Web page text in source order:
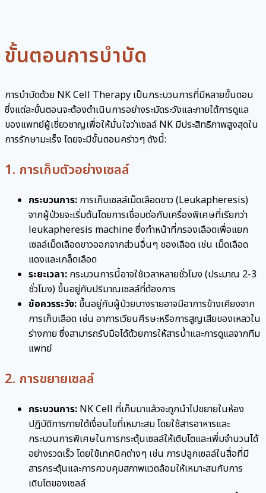
ขั้นตอนการบำบัด
การบำบัดด้วย NK Cell Therapy เป็นกระบวนการที่มีหลายขั้นตอน
ซึ่งแต่ละขั้นตอนจะต้องดำเนินการอย่างระมัดระวังและภายใต้การดูแล
ของแพทย์ผู้เชี่ยวชาญเพื่อให้มั่นใจว่าเซลล์ NK มีประสิทธิภาพสูงสุดใน
การรักษามะเร็ง โดยจะมีขั้นตอนคร่าวๆ ดังนี้:
1. การเก็บตัวอย่างเซลล์
กระบวนการ: การเก็บเซลล์เม็ดเลือดขาว (Leukapheresis)
จากผู้ป่วยจะเริ่มต้นโดยการเชื่อมต่อกับเครื่องพิเศษที่เรียกว่า
leukapheresis machine ซึ่งทำหน้าที่กรองเลือดเพื่อแยก
เซลล์เม็ดเลือดขาวออกจากส่วนอื่นๆ ของเลือด เช่น เม็ดเลือด
แดงและเกล็ดเลือด
ระยะเวลา: กระบวนการนี้อาจใช้เวลาหลายชั่วโมง (ประมาณ 2-3
ชั่วโมง) ขึ้นอยู่กับปริมาณเซลล์ที่ต้องการ
ข้อควรระวัง: ขึ้นอยู่กับผู้ป่วยบางรายอาจมีอาการข้างเคียงจาก
การเก็บเลือด เช่น อาการเวียนศีรษะหรือการสูญเสียของเหลวใน
ร่างกาย ซึ่งสามารถรับมือได้ด้วยการให้สารน้ำและการดูแลจากทีม
แพทย์
2. การขยายเซลล์
กระบวนการ: NK Cell ที่เก็บมาแล้วจะถูกนำไปขยายในห้อง
ปฏิบัติการภายใต้เงื่อนไขที่เหมาะสม โดยใช้สารอาหารและ
กระบวนการพิเศษในการกระตุ้นเซลล์ให้เติบโตและเพิ่มจำนวนได้
อย่างรวดเร็ว โดยใช้เทคนิคต่างๆ เช่น การปลูกเซลล์ในสื่อที่มี
สารกระตุ้นและการควบคุมสภาพแวดล้อมให้เหมาะสมกับการ
เติบโตของเซลล์